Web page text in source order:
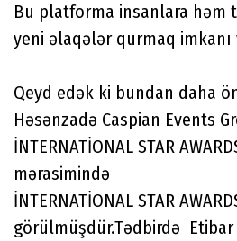
Bu platforma insanlara həm
yeni əlaqələr qurmaq imkanı
Qeyd edək ki bundan daha
Həsənzadə Caspian Events
İNTERNATİONAL STAR
mərasimində
İNTERNATİONAL STAR
görülmüşdür.Tədbirdə Etibar